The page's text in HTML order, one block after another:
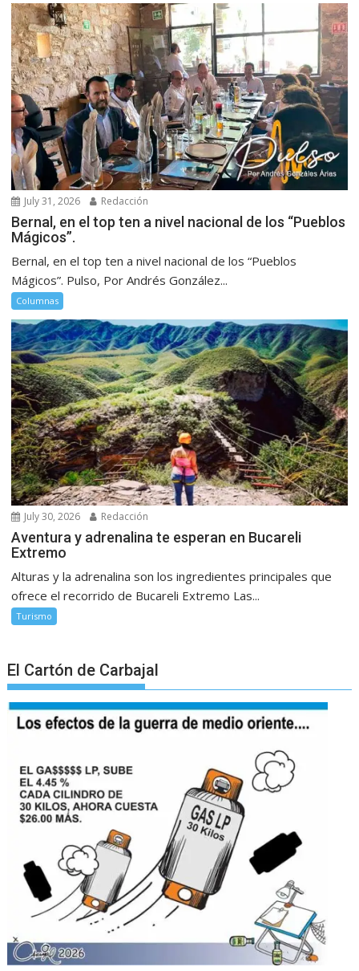
July 31, 2026 Redacción
Bernal, en el top ten a nivel nacional de los “Pueblos
Mágicos”.
Bernal, en el top ten a nivel nacional de los “Pueblos
Mágicos”. Pulso, Por Andrés González...
Columnas
July 30, 2026 Redacción
Aventura y adrenalina te esperan en Bucareli
Extremo
Alturas y la adrenalina son los ingredientes principales que
ofrece el recorrido de Bucareli Extremo Las...
Turismo
El Cartón de Carbajal